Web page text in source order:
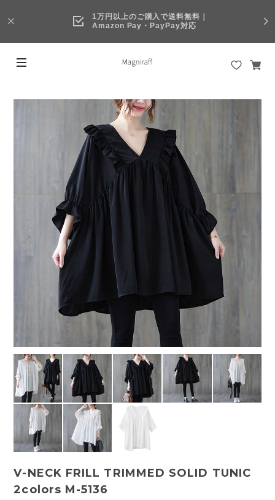
1万円以上のご購入で送料無料｜
Amazon Pay・PayPay対応
V-NECK FRILL TRIMMED SOLID TUNIC
2colors M-5136